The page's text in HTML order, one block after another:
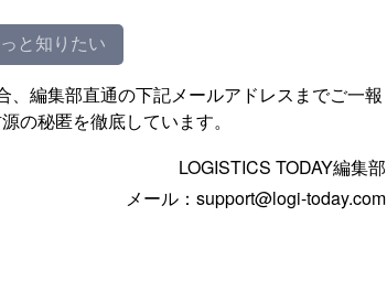
と知りたい
編集部直通の下記メールアドレスまでご一報
の秘匿を徹底しています。
LOGISTICS TODAY編集部
メール：support@logi-today.com